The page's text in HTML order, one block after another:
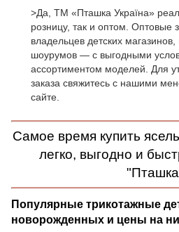
>Да, ТМ «Пташка Україна»
розницу, так и оптом. Оптовые
владельцев детских
шоурумов — с выгодными
ассортиментом моделей. Для
заказа свяжитесь с нашими
сайте.
Самое время купить
легко, выгодно и
Популярные трикотажные
новорожденных и цены на